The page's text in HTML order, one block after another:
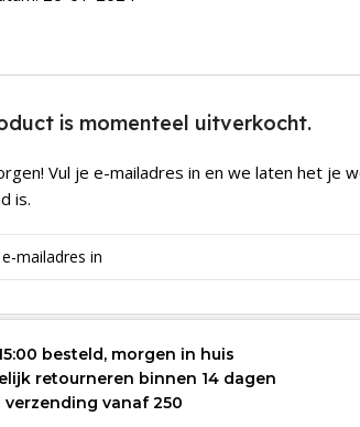
is momenteel uitverkocht.
Vul je e-mailadres in en we laten het je
is.
besteld, morgen in huis
retourneren binnen 14 dagen
verzending vanaf 250